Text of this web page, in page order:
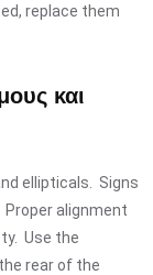
replace them
και
ellipticals. Signs
alignment
Use the
rear of the